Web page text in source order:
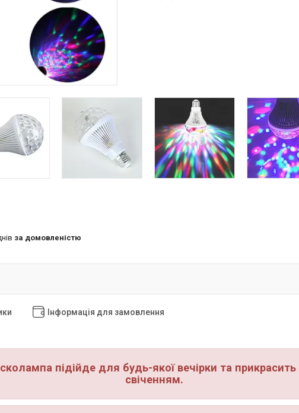
за домовленістю
Інформація для замовлення
підійде для будь-якої вечірки та
свіченням.